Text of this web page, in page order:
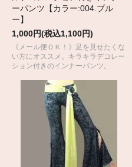
ーパンツ【カラー:004.ブル
ー】
1,000円(税込1,100円)
《メール便ＯＫ！》足を見せたくな
い方にオススメ。キラキラデコレー
ション付きのインナーパンツ。